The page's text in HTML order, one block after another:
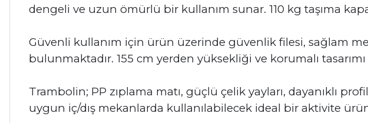
dengeli ve uzun ömürlü bir kullanım sunar. 110 kg taşıma
Güvenli kullanım için ürün üzerinde güvenlik filesi, sağlam
bulunmaktadır. 155 cm yerden yüksekliği ve korumalı
Trambolin; PP zıplama matı, güçlü çelik yayları, dayanıklı
uygun iç/dış mekanlarda kullanılabilecek ideal bir aktivite